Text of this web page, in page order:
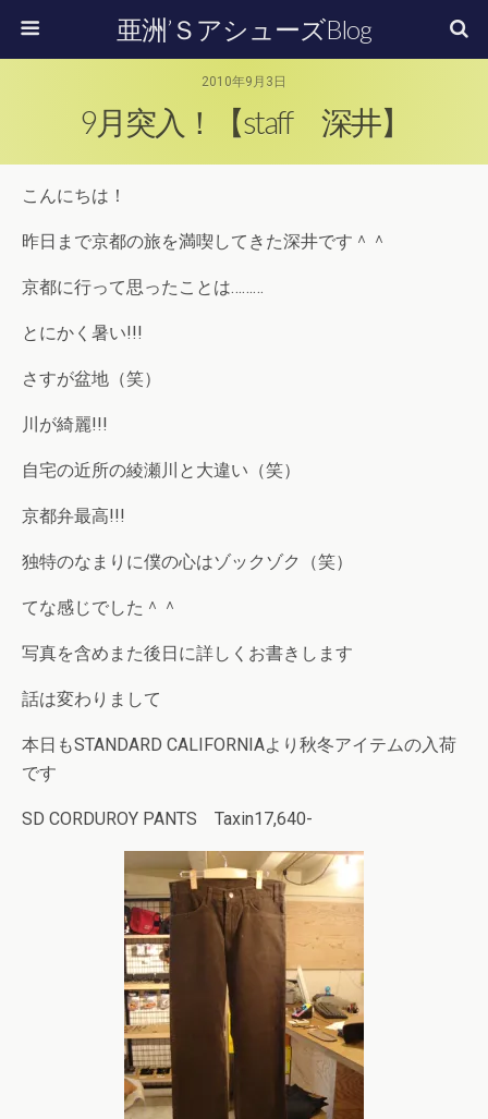
亜洲’ＳアシューズBlog
2010年9月3日
9月突入！【staff 深井】
こんにちは！
昨日まで京都の旅を満喫してきた深井です＾＾
京都に行って思ったことは………
とにかく暑い!!!
さすが盆地（笑）
川が綺麗!!!
自宅の近所の綾瀬川と大違い（笑）
京都弁最高!!!
独特のなまりに僕の心はゾックゾク（笑）
てな感じでした＾＾
写真を含めまた後日に詳しくお書きします
話は変わりまして
本日もSTANDARD CALIFORNIAより秋冬アイテムの入荷
です
SD CORDUROY PANTS Taxin17,640-